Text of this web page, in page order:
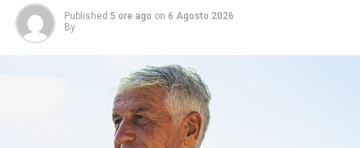
Published 5 ore ago on 6 Agosto 2026
By